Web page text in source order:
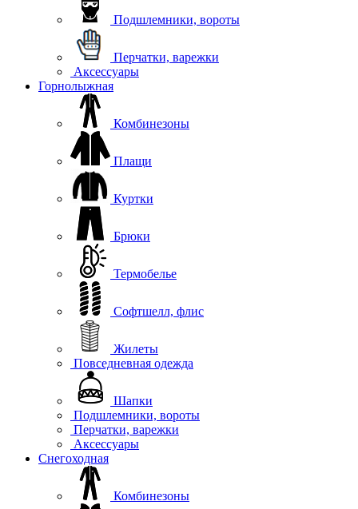
Подшлемники, вороты
Перчатки, варежки
Аксессуары
Горнолыжная
Комбинезоны
Плащи
Куртки
Брюки
Термобелье
Софтшелл, флис
Жилеты
Повседневная одежда
Шапки
Подшлемники, вороты
Перчатки, варежки
Аксессуары
Снегоходная
Комбинезоны